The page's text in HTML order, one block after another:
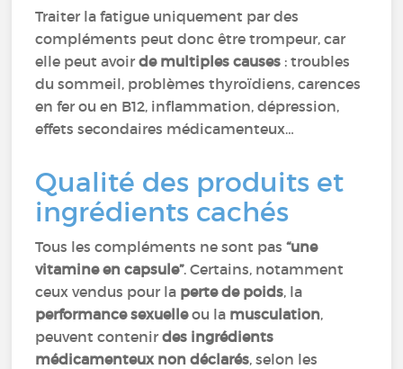
Traiter la fatigue uniquement par des
compléments peut donc être trompeur, car
elle peut avoirde multiples causes : troubles
du sommeil, problèmes thyroïdiens, carences
en fer ou en B12, inflammation, dépression,
effets secondaires médicamenteux…
Qualité des produits et
ingrédients cachés
Tous les compléments ne sont pas“une
vitamine en capsule”. Certains, notamment
ceux vendus pour la perte de poids, la
performance sexuelleou la musculation,
peuvent contenirdes ingrédients
médicamenteux non déclarés, selon les